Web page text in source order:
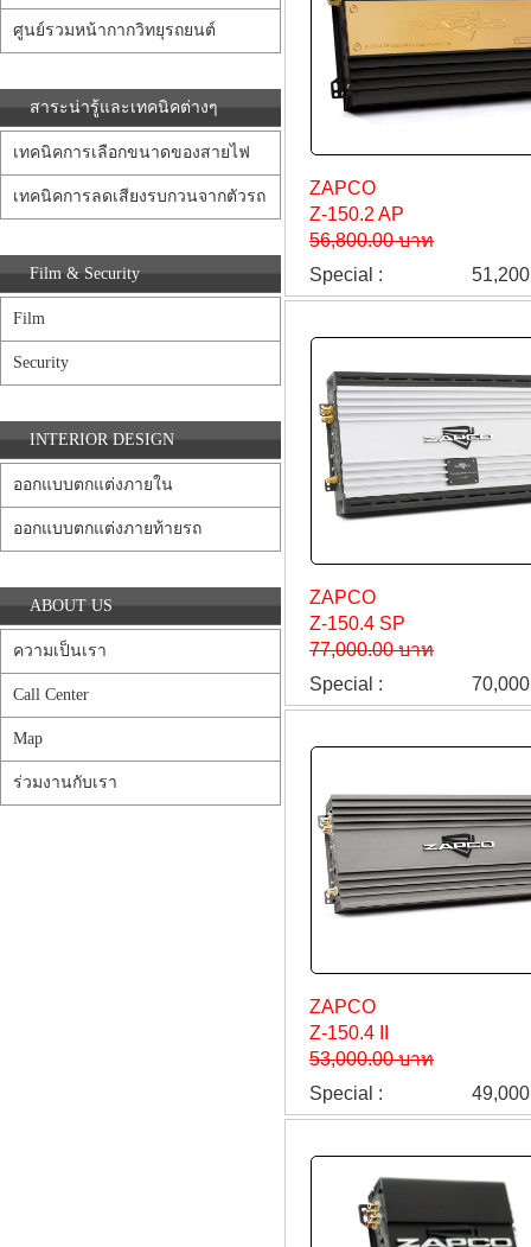
ศูนย์รวมหน้ากากวิทยุรถยนต์
สาระน่ารู้และเทคนิคต่างๆ
เทคนิคการเลือกขนาดของสายไฟ
เทคนิคการลดเสียงรบกวนจากตัวรถ
Film & Security
Film
Security
INTERIOR DESIGN
ออกแบบตกแต่งภายใน
ออกแบบตกแต่งภายท้ายรถ
ABOUT US
ความเป็นเรา
Call Center
Map
ร่วมงานกับเรา
ZAPCO
Z-150.2 AP
56,800.00 บาท
Special :
ZAPCO
Z-150.4 SP
77,000.00 บาท
Special :
ZAPCO
Z-150.4 II
53,000.00 บาท
Special :